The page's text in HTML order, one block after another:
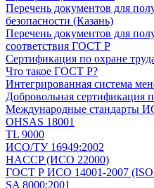
Перечень документов для
безопасности (Казань)
Перечень документов для
соответствия ГОСТ Р
Сертификация по охране
Что такое ГОСТ Р?
Интегрированная система
Добровольная сертификация
Международные стандарты
OHSAS 18001
TL 9000
ИСО/ТУ 16949:2002
HACCP (ИСО 22000)
ГОСТ Р ИСО 14001-2007 (ISO
SA 8000:2001